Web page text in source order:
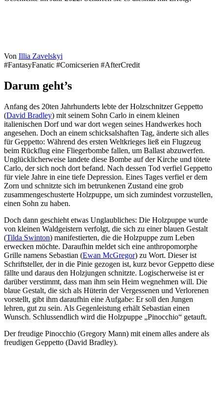
Von Illia Zavelskyi
#FantasyFanatic #Comicserien #AfterCredit
Darum geht’s
Anfang des 20ten Jahrhunderts lebte der Holzschnitzer Geppetto
(David Bradley) mit seinem Sohn Carlo in einem kleinen
italienischen Dorf und war dort wegen seines Handwerkes hoch
angesehen. Doch an einem schicksalshaften Tag, änderte sich alles
für Geppetto: Während des ersten Weltkrieges ließ ein Flugzeug
beim Rückflug eine Fliegerbombe fallen, um Ballast abzuwerfen.
Unglücklicherweise landete diese Bombe auf der Kirche und tötete
Carlo, der sich noch dort befand. Nach dessen Tod verfiel Geppetto
für viele Jahre in eine tiefe Depression. Eines Tages verfiel er dem
Zorn und schnitzte sich im betrunkenen Zustand eine grob
zusammengeschusterte Holzpuppe, um sich zumindest vorzustellen,
einen Sohn zu haben.
Doch dann geschieht etwas Unglaubliches: Die Holzpuppe wurde
von kleinen Waldgeistern verfolgt, die sich zu einer blauen Gestalt
(Tilda Swinton) manifestierten, die die Holzpuppe zum Leben
erwecken möchte. Daraufhin meldet sich eine anthropomorphe
Grille namens Sebastian (Ewan McGregor) zu Wort. Dieser ist
Schriftsteller, der in die Pinie gezogen ist, kurz bevor Geppetto diese
fällte und daraus den Holzjungen schnitzte. Logischerweise ist er
darüber verstimmt, dass man ihm sein Heim wegnehmen will. Die
blaue Gestalt, die sich als Hüterin der Vergessenen und Verlorenen
vorstellt, gibt ihm daraufhin eine Aufgabe: Er soll den Jungen
lehren, gut zu sein. Als Gegenleistung erhält Sebastian einen
Wunsch. Schlussendlich wird die Holzpuppe „Pinocchio“ getauft.
Der freudige Pinocchio (Gregory Mann) mit einem alles andere als
freudigen Geppetto (David Bradley).